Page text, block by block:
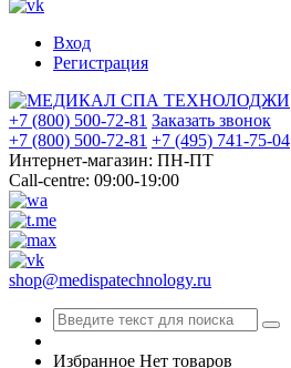
Вход
Регистрация
+7 (800) 500-72-81 Заказать звонок
+7 (800) 500-72-81 +7 (495) 741-75-04
Интернет-магазин: ПН-ПТ
Call-centre: 09:00-19:00
shop@medispatechnology.ru
Избранное Нет товаров